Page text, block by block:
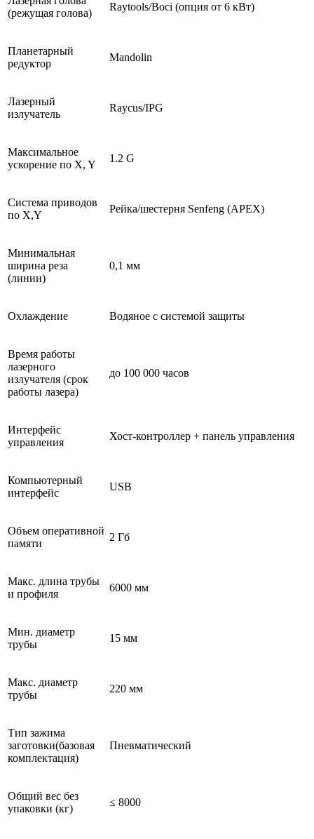
(режущая голова)
Raytools/Boci (опция от 6 кВт)
Планетарный
редуктор
Mandolin
Лазерный
излучатель
Raycus/IPG
Максимальное
ускорение по X, Y
1.2 G
Система приводов
по X,Y
Рейка/шестерня Senfeng (APEX)
Минимальная
ширина реза
(линии)
0,1 мм
Охлаждение Водяное с системой защиты
Время работы
лазерного
излучателя (cрок
работы лазера)
до 100 000 часов
Интерфейс
управления
Хост-контроллер + панель управления
Компьютерный
интерфейс
USB
Объем оперативной
памяти
2 Гб
Макс. длина трубы
и профиля
6000 мм
Мин. диаметр
трубы
15 мм
Макс. диаметр
трубы
220 мм
Тип зажима
заготовки(базовая
комплектация)
Пневматический
Общий вес без
упаковки (кг)
≤ 8000